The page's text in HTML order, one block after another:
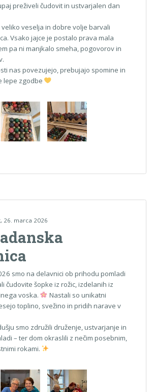
preživeli čudovit in ustvarjalen dan
veliko veselja in dobre volje barvali
Vsako jajce je postalo prava mala
pa ni manjkalo smeha, pogovorov in
nas povezujejo, prebujajo spomine in
lepe zgodbe
26. marca 2026
smo na delavnici ob prihodu pomladi
čudovite šopke iz rožic, izdelanih iz
voska.
Nastali so unikatni
toplino, svežino in pridih narave v
smo združili druženje, ustvarjanje in
– ter dom okraslili z nečim posebnim,
rokami.